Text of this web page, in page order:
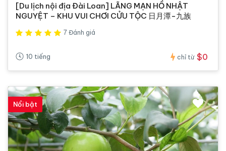
[Du lịch nội địa Đài Loan] LÃNG MẠN HỒ NHẬT
NGUYỆT – KHU VUI CHƠI CỬU TỘC 日月潭-九族
7 Đánh giá
10 tiếng chỉ từ $0
Nổi bật